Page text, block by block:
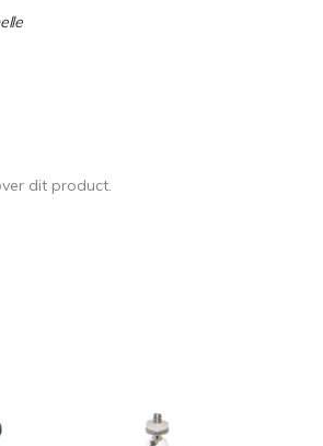
dit product.